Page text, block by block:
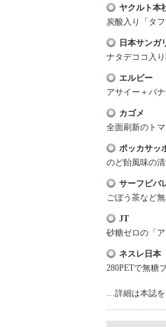
ヤクルト本
炭酸入り「タ
日本サンガ
ナタデココ入
エルビー
アサイー＋バ
カゴメ
全面刷新のト
ポッカサッ
のど飴風味の
サーフビバ
ごぼう茶など
JT
砂糖ゼロの「
ネスレ日本
280PETで無糖
…詳細は本誌